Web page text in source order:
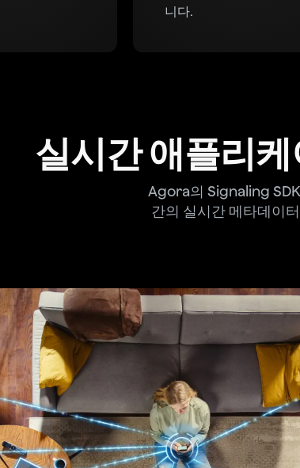
니다.
실시간 애플리
Agora의 Signaling
간의 실시간 메타데이